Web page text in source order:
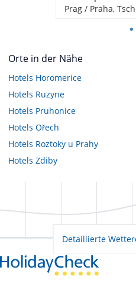
Prag / Praha,
Orte in der Nähe
Hotels Horomerice
Hotels Ruzyne
Hotels Pruhonice
Hotels Ořech
Hotels Roztoky u Prahy
Hotels Zdiby
Detaillierte